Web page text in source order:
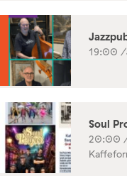
19:00 /
Soul
20:00